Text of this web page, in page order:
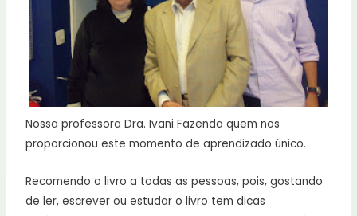
Nossa professora Dra. Ivani Fazenda quem nos
proporcionou este momento de aprendizado único.
Recomendo o livro a todas as pessoas, pois, gostando
de ler, escrever ou estudar o livro tem dicas